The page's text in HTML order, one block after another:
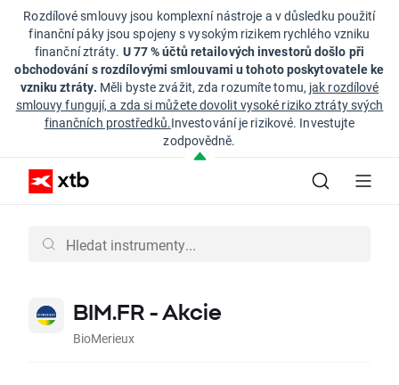
Rozdílové smlouvy jsou komplexní nástroje a v důsledku použití
finanční páky jsou spojeny s vysokým rizikem rychlého vzniku
finanční ztráty. U 77 % účtů retailových investorů došlo při
obchodování s rozdílovými smlouvami u tohoto poskytovatele ke
vzniku ztráty. Měli byste zvážit, zda rozumíte tomu, jak rozdílové
smlouvy fungují, a zda si můžete dovolit vysoké riziko ztráty svých
finančních prostředků.Investování je rizikové. Investujte
zodpovědně.
BIM.FR - Akcie
BioMerieux